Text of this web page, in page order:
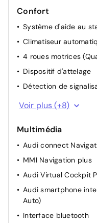
Phares à LED avec
AR
Confort
Système d'aide au
Climatiseur
4 roues motrices
Dispositif d'attelage
Détection de
Rétroviseur intérieur
Audi Drive select®
Hayon à ouverture
Appuie-têtes à l'avant
Système start/stop
Afficheur de niveau
Assistant de
Voir plus (+8)
Multimédia
Audi connect
MMI Navigation plus
Audi Virtual Cockpit
Audi smartphone
Auto)
Interface bluetooth